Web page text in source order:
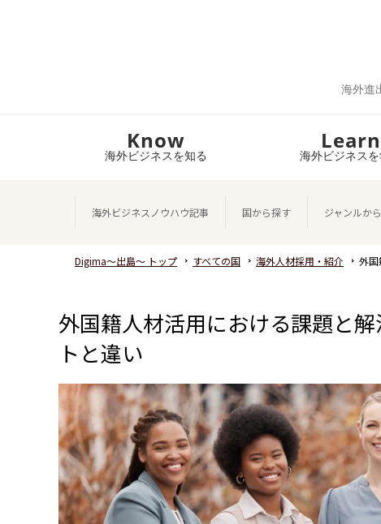
海外進
Know
海外ビジネスを知る
Learn
海外ビジネス
海外ビジネスノウハウ記事 国から探す ジャンルか
Digima～出島～ トップ すべての国 海外人材採用・紹介 外国
外国籍人材活用における課題と
トと違い